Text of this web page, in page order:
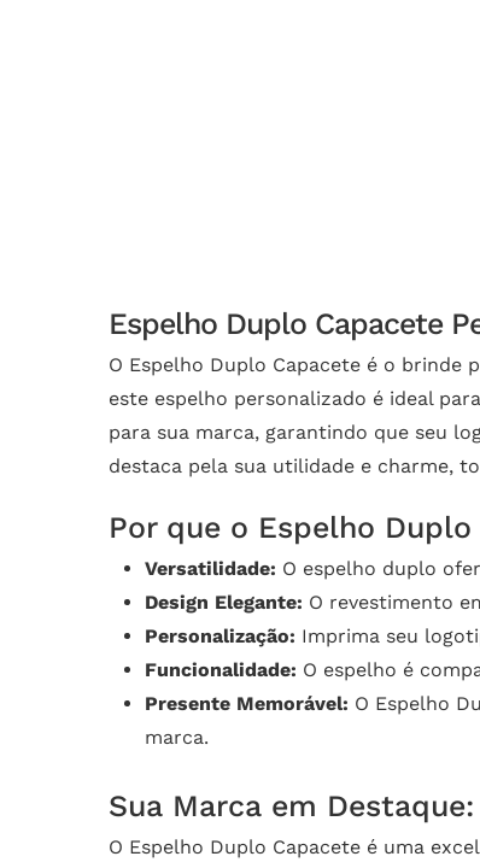
Espelho Duplo Capacete
O Espelho Duplo Capacete é o
este espelho personalizado é ideal
para sua marca, garantindo que seu
destaca pela sua utilidade e charme,
Por que o Espelho
Versatilidade: O espelho duplo
Design Elegante: O revestimento
Personalização: Imprima seu
Funcionalidade: O espelho é
Presente Memorável: O Espelho
marca.
Sua Marca em Destaque:
O Espelho Duplo Capacete é uma